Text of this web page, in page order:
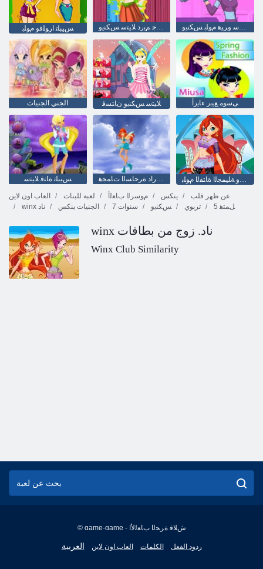
ﺲﻴﺒﻠﺗ ﺍﺭﻮﻠﻓﻭ ﻡﻮﻠﺑ ﻝﺮﻴﺟ ﻢﻳﺭﺩ ﻼ ﻴﺘﺳ ﺲﻜﻨﻳﻭ ﻞﻳﺎﺘﺳ ﻭﺮﻴﻫ ﻡﻮﻠﺑ ﺲﻜﻨﻳﻭ
الجني الجنيات ﻼ ﻴﺘﺳ ﺲﻜﻨﻳﻭ ﻥﺎﺘﺴﻓ ﻰﺳﻮﻣ ﻊﻴﺑﺭ ءﺎﻳﺯﺃ
ﺲﻴﺒﻠﺗ ﺓﺎﺘﻓ ﻼ ﻴﺘﺳ ﻲﺳﺭﺍﺩ ﺓﺮﺣﺎﺴﻟﺍ ﺕﺎﻤﺠﻫ
ﺱﺎﺒﻠﻟﺍﻭ ﺔﻠﻴﻤﺠﻟﺍ ﺓﺎﺘﻔﻟﺍ ﻡﻮﻠﺑ
العاب اون لاين
لعبة للبنات ﻡﻮﺳﺮﻟﺍ ﺏﺎﻌﻟﺃ ينكس
عن ظهر قلب
winx ناد
الجنيات ينكس 7 سنوات ﺲﻜﻨﻳﻭ تربوي 5 ﻞﻤﺘﻫ
winx ناد. زوج من بطاقات
Winx Club Similarity
© game-game - ﺵﻼ ﻓ ﺓﺮﺤﻟﺍ ﺏﺎﻌﻟﻷ ﺍ
العربية
English
العاب اون لاين الكلمات ردود الفعل